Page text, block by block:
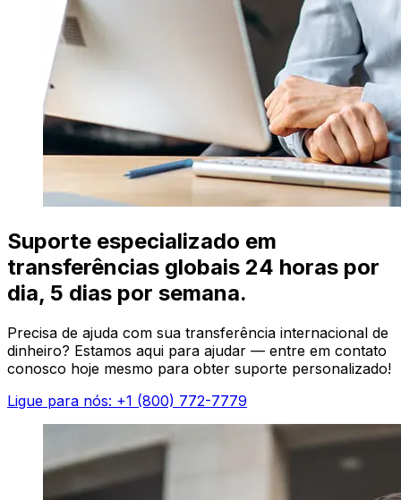
Suporte especializado em
transferências globais 24 horas por
dia, 5 dias por semana.
Precisa de ajuda com sua transferência internacional de
dinheiro? Estamos aqui para ajudar — entre em contato
conosco hoje mesmo para obter suporte personalizado!
Ligue para nós: +1 (800) 772-7779